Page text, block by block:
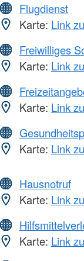
Flugdienst
Karte: Link
Freiwilliges
Karte: Link
Karte: Link
Karte: Link
Hausnotruf
Karte: Link
Karte: Link